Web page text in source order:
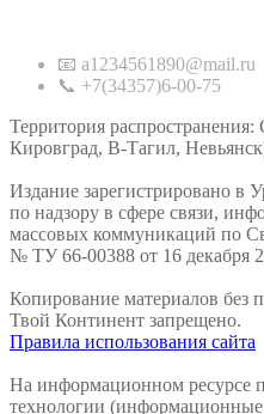
📧 a1234561890@mail.ru
📞 +7(34357)6-00-75
Территория распространения:
Кировград, В-Тагил,
Издание зарегистрировано в
по надзору в сфере связи,
массовых коммуникаций по
№ ТУ 66-00388 от 16 декабря
Копирование материалов без
Твой Континент запрещено.
Правила использования сайта
На информационном ресурсе
технологии (информационные